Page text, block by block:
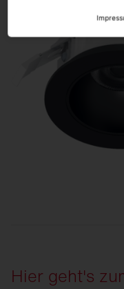
Hier geht's